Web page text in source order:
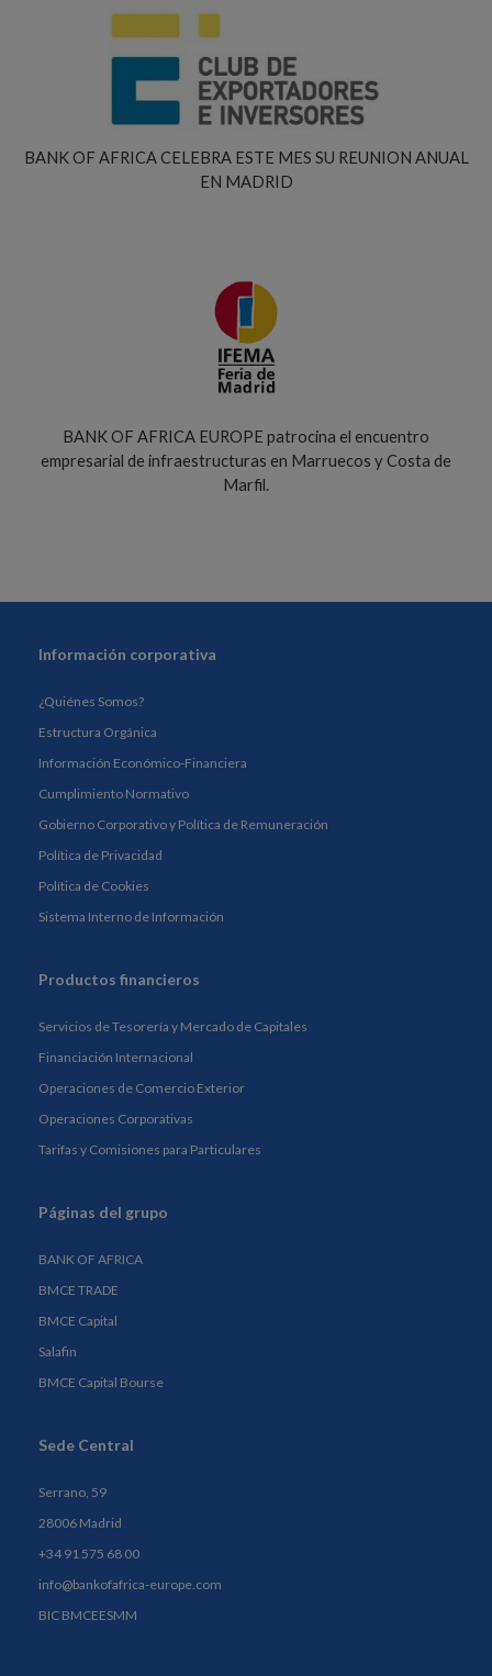
BANK OF AFRICA CELEBRA ESTE MES SU REUNION ANUAL
EN MADRID
BANK OF AFRICA EUROPE patrocina el encuentro
empresarial de infraestructuras en Marruecos y Costa de
Marfil.
Información corporativa
¿Quiénes Somos?
Estructura Orgánica
Información Económico-Financiera
Cumplimiento Normativo
Gobierno Corporativo y Política de Remuneración
Política de Privacidad
Política de Cookies
Sistema Interno de Información
Productos financieros
Servicios de Tesorería y Mercado de Capitales
Financiación Internacional
Operaciones de Comercio Exterior
Operaciones Corporativas
Tarifas y Comisiones para Particulares
Páginas del grupo
BANK OF AFRICA
BMCE TRADE
BMCE Capital
Salafin
BMCE Capital Bourse
Sede Central
Serrano, 59
28006 Madrid
+34 91 575 68 00
info@bankofafrica-europe.com
BIC BMCEESMM